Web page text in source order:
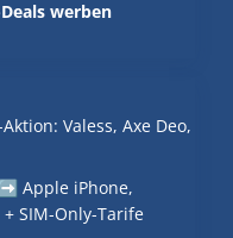
werben
Valess, Axe Deo,
Apple iPhone,
SIM-Only-Tarife